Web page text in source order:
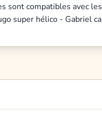
compatibles avec
super hélico - Gabriel